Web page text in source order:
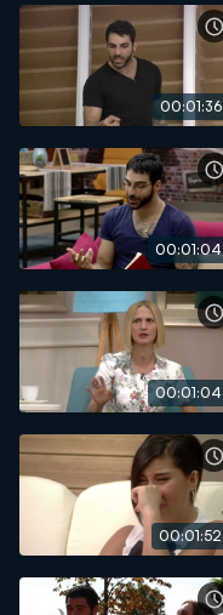
00:01:36
00:01:04
00:01:04
00:01:52